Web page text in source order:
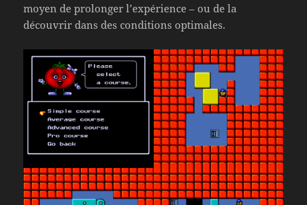
moyen de prolonger l’expérience – ou de la
découvrir dans des conditions optimales.